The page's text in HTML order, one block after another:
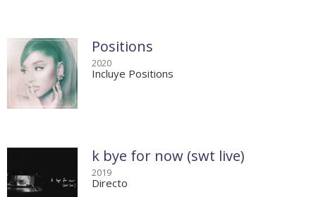
Positions
2020
Incluye Positions
k bye for now (swt live)
2019
Directo